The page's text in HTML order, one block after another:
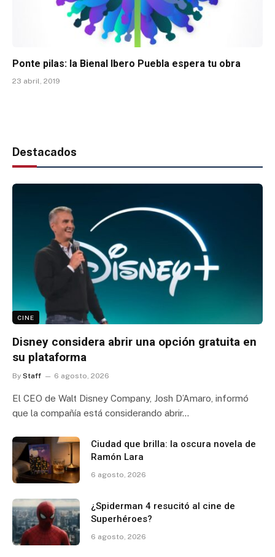
Ponte pilas: la Bienal Ibero Puebla espera tu obra
23 abril, 2019
Destacados
CINE
Disney considera abrir una opción gratuita en
su plataforma
By Staff 6 agosto, 2026
El CEO de Walt Disney Company, Josh D’Amaro, informó
que la compañía está considerando abrir…
Ciudad que brilla: la oscura novela de
Ramón Lara
6 agosto, 2026
¿Spiderman 4 resucitó al cine de
Superhéroes?
6 agosto, 2026